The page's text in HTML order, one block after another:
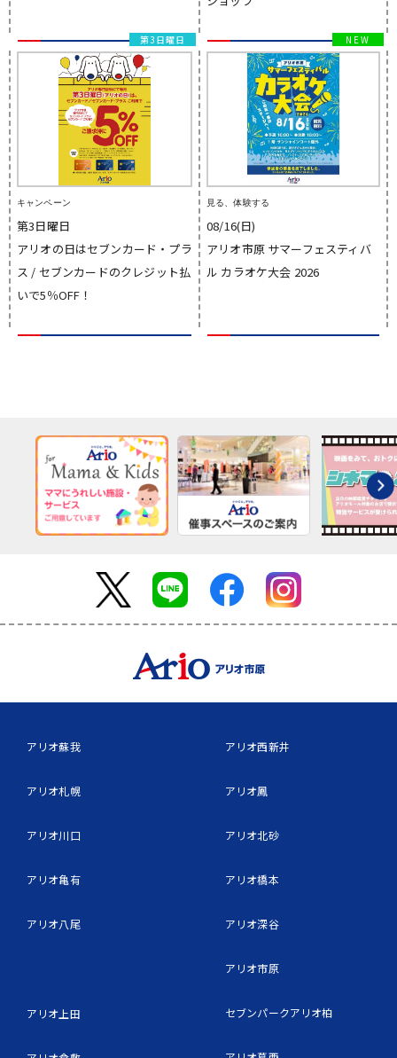
キャンペーン
第3日曜日
アリオの日はセブンカード・プラ
ス / セブンカードのクレジット払
いで5％OFF！
第3日曜日
見る、体験する
08/16(日)
アリオ市原 サマーフェスティバ
ル カラオケ大会 2026
アリオ蘇我
アリオ札幌
アリオ川口
アリオ亀有
アリオ八尾
アリオ上田
アリオ西新井
アリオ鳳
アリオ北砂
アリオ橋本
アリオ深谷
アリオ市原
セブンパークアリオ柏